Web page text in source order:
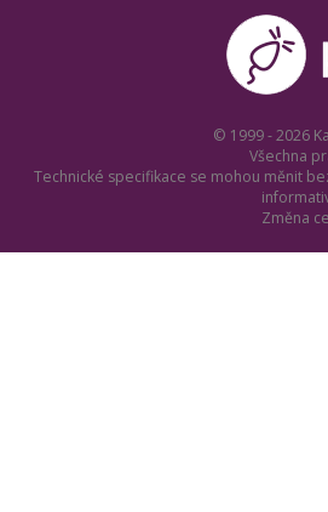
© 1999 - 2026
Všechna
Technické specifikace se mohou měnit
Změna